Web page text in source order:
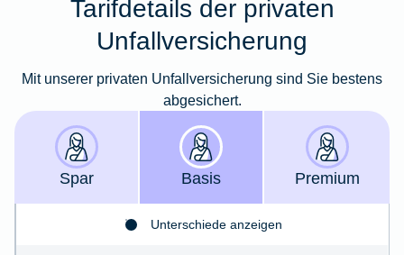
Tarifdetails der privaten
Unfallversicherung
Mit unserer privaten Unfallversicherung sind Sie bestens
abgesichert.
Spar Basis Premium
Unterschiede anzeigen